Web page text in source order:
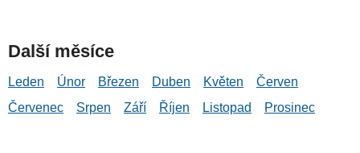
Další měsíce
Leden Únor Březen Duben Květen
Červen
Červenec
Srpen Září Říjen Listopad Prosinec